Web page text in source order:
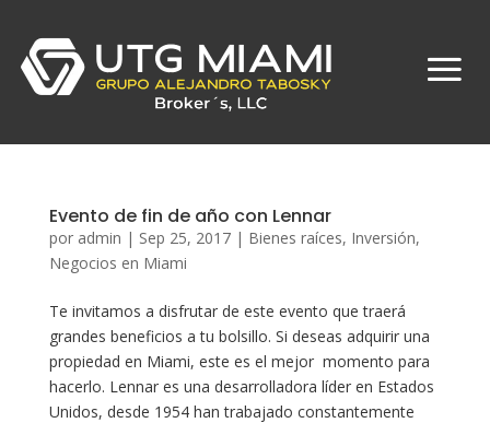
Evento de fin de año con Lennar
por admin | Sep 25, 2017| Bienes raíces, Inversión,
Negocios en Miami
Te invitamos a disfrutar de este evento que traerá
grandes beneficios a tu bolsillo. Si deseas adquirir una
propiedad en Miami, este es el mejor momento para
hacerlo. Lennar es una desarrolladora líder en Estados
Unidos, desde 1954 han trabajado constantemente